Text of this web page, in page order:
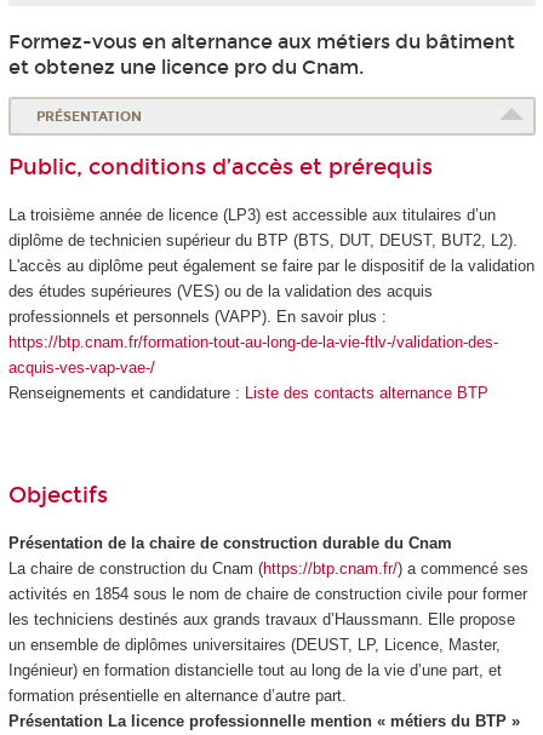
Formez-vous en alternanceaux métiers du bâtiment
et obtenez une licence pro du Cnam.
PRÉSENTATION
Public, conditions d’accès et prérequis
La troisième année de licence (LP3) est accessible aux titulaires d’un
diplôme de technicien supérieur du BTP (BTS, DUT, DEUST, BUT2, L2).
L'accès au diplôme peut également se faire par le dispositif de la validation
des études supérieures (VES) ou de la validation des acquis
professionnels et personnels (VAPP). En savoir plus :
https://btp.cnam.fr/formation-tout-au-long-de-la-vie-ftlv-/validation-des-
acquis-ves-vap-vae-/
Renseignements et candidature :
Liste des contacts alternance BTP
Objectifs
Présentation de la chaire de construction durable du Cnam
La chaire de construction du Cnam (https://btp.cnam.fr/) a commencé ses
activités en 1854 sous le nom de chaire de construction civile pour former
les techniciens destinés aux grands travaux d’Haussmann. Elle propose
un ensemble de diplômes universitaires (DEUST, LP, Licence, Master,
Ingénieur) en formation distancielle tout au long de la vie d’une part, et
formation présentielle en alternanced’autre part.
Présentation La licence professionnelle mention « métiers du BTP »